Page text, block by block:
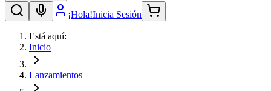
¡Hola!Inicia Sesión
Está aquí:
Inicio
Lanzamientos